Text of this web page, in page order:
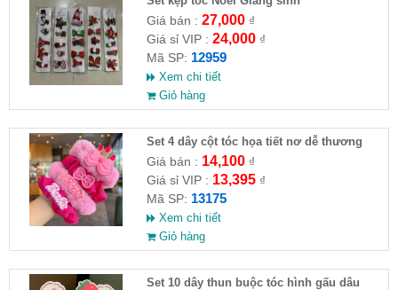
Giá bán : 27,000₫
Giá sỉ VIP : 24,000₫
Mã SP: 12959
Xem chi tiết
Giỏ hàng
Set 4 dây cột tóc họa tiết nơ dễ thương
Giá bán : 14,100₫
Giá sỉ VIP : 13,395₫
Mã SP: 13175
Xem chi tiết
Giỏ hàng
Set 10 dây thun buộc tóc hình gấu dâu